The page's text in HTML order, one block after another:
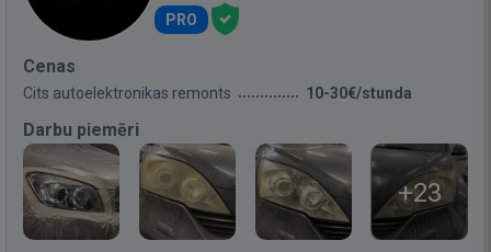
PRO
Cenas
Cits autoelektronikas remonts 10-30€/stunda
Darbu piemēri
+23